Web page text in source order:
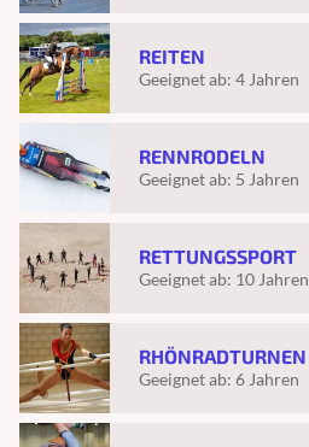
REITEN
Geeignet ab: 4 Jahren
RENNRODELN
Geeignet ab: 5 Jahren
RETTUNGSSPORT
Geeignet ab: 10 Jahren
RHÖNRADTURNEN
Geeignet ab: 6 Jahren